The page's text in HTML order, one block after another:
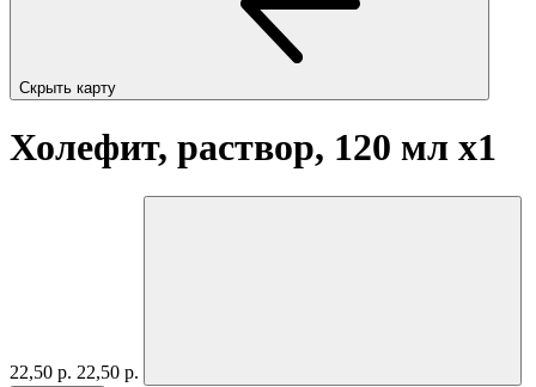
Скрыть карту
Холефит, раствор, 120 мл x1
22,50 р. 22,50 р.